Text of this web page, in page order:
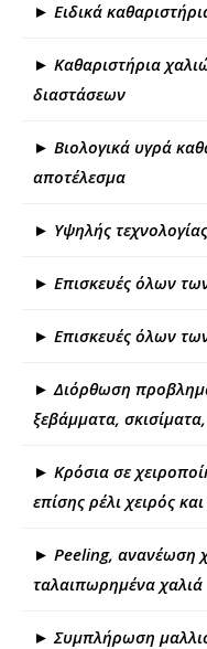
► Ειδικά
► Καθαριστήρια
διαστάσεων
► Βιολογικά υγρά
αποτέλεσμα
► Υψηλής
► Επισκευές όλων
► Επισκευές όλων
► Διόρθωση
ξεβάμματα,
► Κρόσια σε
επίσης ρέλι χειρός
► Peeling, ανανέωση
ταλαιπωρημένα χαλιά
► Συμπλήρωση